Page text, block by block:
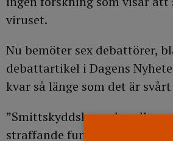
viruset.
Nu bemöter sex debattörer,
debattartikel i Dagens
kvar så länge som det är
”Smittskyddslagen handlar
straffande funktion.”